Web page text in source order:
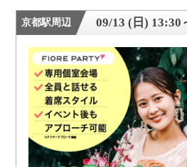
京都駅周辺 09/13 (日) 13:30